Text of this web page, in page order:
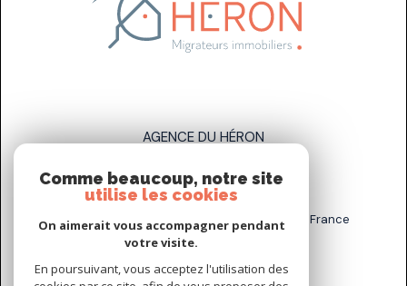
AGENCE DU HÉRON
07 83 89 58 93
sarah.stahl@agenceduheron.fr
6 bis Rue de la Grande Maison, 77890 Arville, France
NOUS SUIVRE SUR
Comme beaucoup, notre site
utilise les cookies
On aimerait vous accompagner pendant
votre visite.
En poursuivant, vous acceptez l'utilisation des